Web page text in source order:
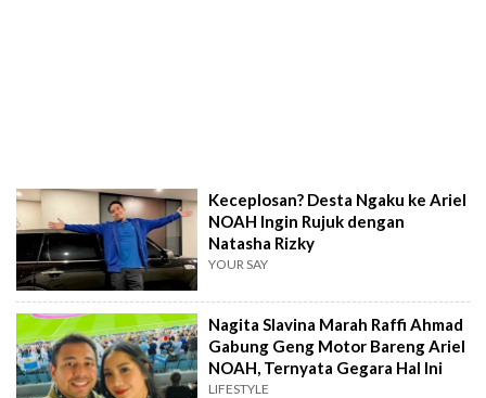
Keceplosan? Desta Ngaku ke Ariel
NOAH Ingin Rujuk dengan
Natasha Rizky
YOUR SAY
Nagita Slavina Marah Raffi Ahmad
Gabung Geng Motor Bareng Ariel
NOAH, Ternyata Gegara Hal Ini
LIFESTYLE